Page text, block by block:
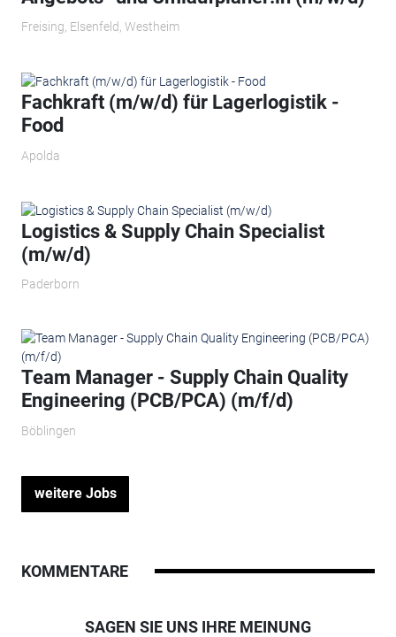
Freising, Elsenfeld, Westheim
Fachkraft (m/w/d) für Lagerlogistik -
Food
Apolda
Logistics & Supply Chain Specialist
(m/w/d)
Paderborn
Team Manager - Supply Chain Quality
Engineering (PCB/PCA) (m/f/d)
Böblingen
weitere Jobs
KOMMENTARE
SAGEN SIE UNS IHRE MEINUNG